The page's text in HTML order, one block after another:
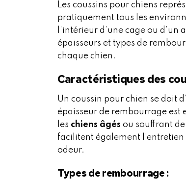
Les coussins pour chiens
pratiquement tous les
l’intérieur d’une cage ou
épaisseurs et types de
chaque chien.
Caractéristiques des
Un coussin pour chien se doit
épaisseur de rembourrage est
les chiens âgés ou souffrant de
facilitent également
odeur.
Types de rembourrage :